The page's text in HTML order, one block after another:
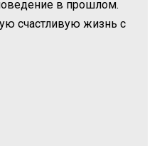
в прошлом.
счастливую жизнь с